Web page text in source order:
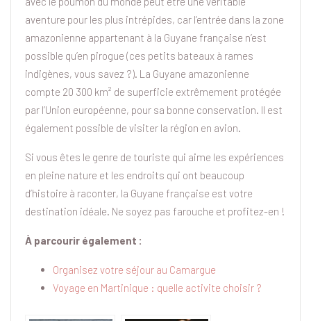
aventure pour les plus intrépides, car l’entrée dans la zone
amazonienne appartenant à la Guyane française n’est
possible qu’en pirogue (ces petits bateaux à rames
indigènes, vous savez ?). La Guyane amazonienne
compte 20 300 km² de superficie extrêmement protégée
par l’Union européenne, pour sa bonne conservation. Il est
également possible de visiter la région en avion.
Si vous êtes le genre de touriste qui aime les expériences
en pleine nature et les endroits qui ont beaucoup
d’histoire à raconter, la Guyane française est votre
destination idéale. Ne soyez pas farouche et profitez-en !
À parcourir également :
Organisez votre séjour au Camargue
Voyage en Martinique : quelle activite choisir ?